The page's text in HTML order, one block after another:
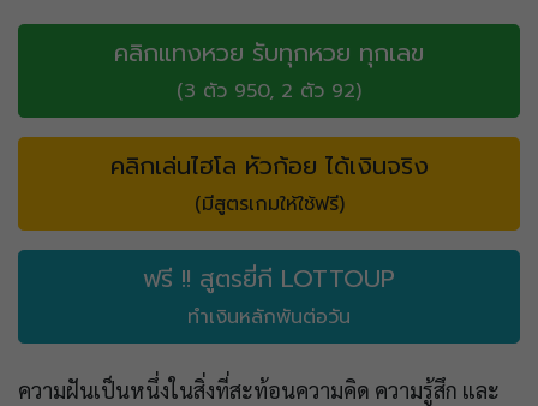
คลิกแทงหวย รับทุกหวย ทุกเลข
(3 ตัว 950, 2 ตัว 92)
คลิกเล่นไฮโล หัวก้อย ได้เงินจริง
(มีสูตรเกมให้ใช้ฟรี)
ฟรี !! สูตรยี่กี LOTTOUP
ทำเงินหลักพันต่อวัน
ความฝันเป็นหนึ่งในสิ่งที่สะท้อนความคิด ความรู้สึก และ